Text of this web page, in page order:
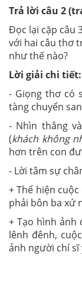
Trả lời câu 2
Đọc lại cặp câu
với hai câu thơ
như thế nào?
Lời giải chi tiết:
- Giọng thơ có
tàng chuyển
- Nhìn thẳng
(khách không
hơn trên con
- Lời tâm sự
+ Thể hiện
phải bôn ba xứ
+ Tạo hình ảnh
lênh đênh,
ảnh người chí